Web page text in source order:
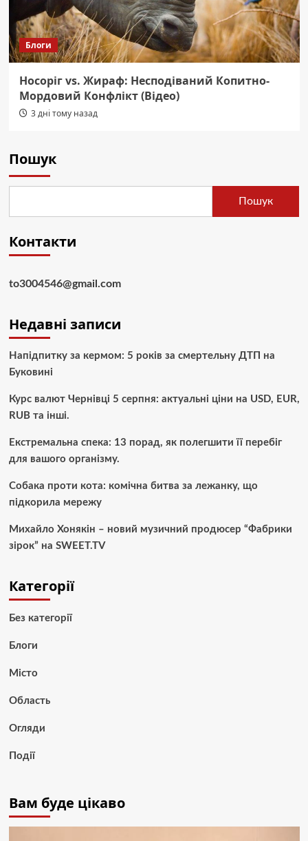
Блоги
Носоріг vs. Жираф: Несподіваний Копитно-
Мордовий Конфлікт (Відео)
3 дні тому назад
Пошук
Пошук
Контакти
to3004546@gmail.com
Недавні записи
Напідпитку за кермом: 5 років за смертельну ДТП на
Буковині
Курс валют Чернівці 5 серпня: актуальні ціни на USD, EUR,
RUB та інші.
Екстремальна спека: 13 порад, як полегшити її перебіг
для вашого організму.
Собака проти кота: комічна битва за лежанку, що
підкорила мережу
Михайло Хонякін – новий музичний продюсер “Фабрики
зірок” на SWEET.TV
Категорії
Без категорії
Блоги
Місто
Область
Огляди
Події
Вам буде цікаво